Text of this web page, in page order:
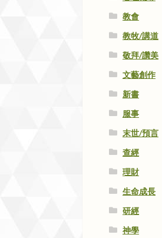
教會
教牧/講道
敬拜/讚美
文藝創作
新書
服事
末世/預言
查經
理財
生命成長
研經
神學